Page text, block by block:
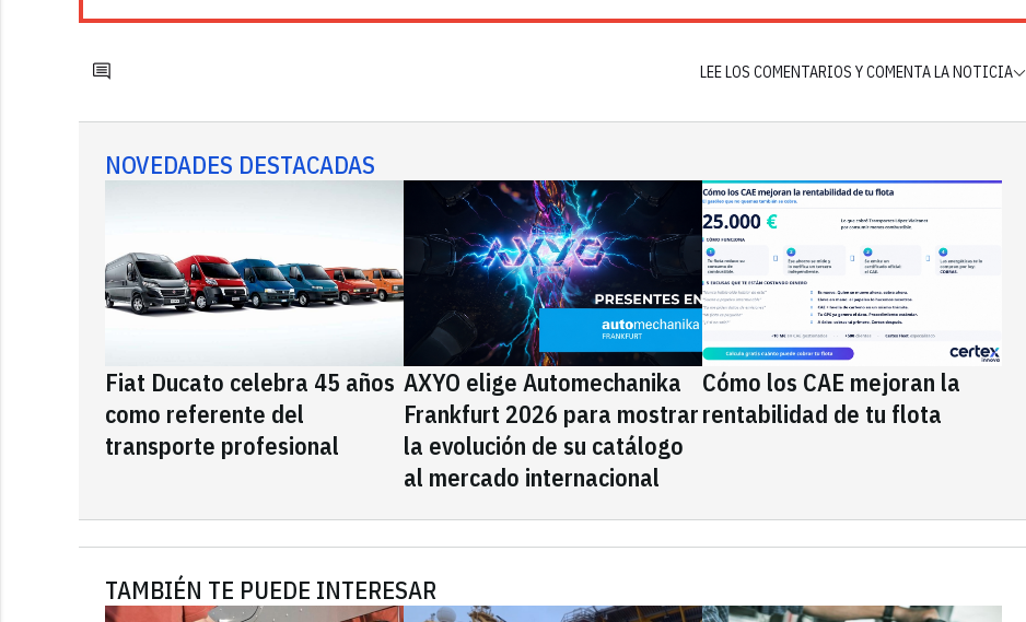
LEE LOS COMENTARIOS Y COMENTA LA NOTICIA
NOVEDADES DESTACADAS
Fiat Ducato celebra 45 años
como referente del
transporte profesional
AXYO elige Automechanika
Frankfurt 2026 para mostrar
la evolución de su catálogo
al mercado internacional
Cómo los CAE mejoran la
rentabilidad de tu flota
TAMBIÉN TE PUEDE INTERESAR